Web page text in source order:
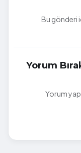
Bu gönderi
Yorum
Yorum